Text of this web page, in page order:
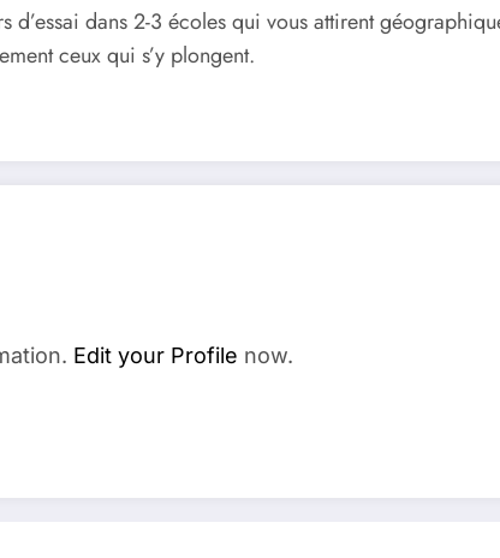
dans 2-3 écoles qui vous attirent
ceux qui s’y plongent.
Edit your Profile now.